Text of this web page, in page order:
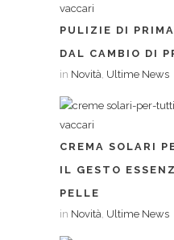
PULIZIE DI
DAL CAMBIO DI
in Novità, Ultime News
CREMA SOLARI
IL GESTO
PELLE
in Novità, Ultime News